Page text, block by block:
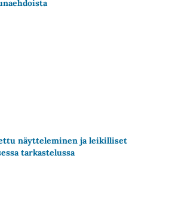
näytteleminen ja leikilliset
tarkastelussa